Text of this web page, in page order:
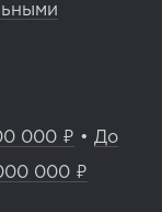
000 ₽ • До
000 ₽